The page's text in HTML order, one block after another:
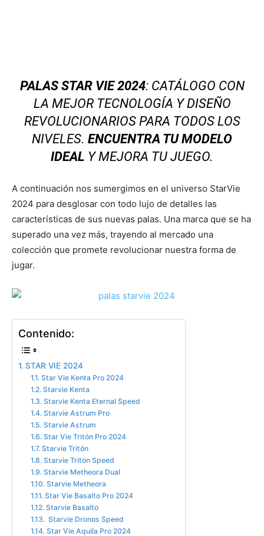
PALAS STAR VIE 2024: CATÁLOGO CON
LA MEJOR TECNOLOGÍA Y DISEÑO
REVOLUCIONARIOS PARA TODOS LOS
NIVELES. ENCUENTRA TU MODELO
IDEAL Y MEJORA TU JUEGO.
A continuación nos sumergimos en el universo StarVie
2024 para desglosar con todo lujo de detalles las
características de sus nuevas palas. Una marca que se ha
superado una vez más, trayendo al mercado una
colección que promete revolucionar nuestra forma de
jugar.
Contenido:
STAR VIE 2024
Star Vie Kenta Pro 2024
Starvie Kenta
Starvie Kenta Eternal Speed
Starvie Astrum Pro
Starvie Astrum
Star Vie Tritón Pro 2024
Starvie Tritón
Starvie Tritón Speed
Starvie Metheora Dual
Starvie Metheora
Star Vie Basalto Pro 2024
Starvie Basalto
️ Starvie Dronos Speed
Star Vie Aquila Pro 2024